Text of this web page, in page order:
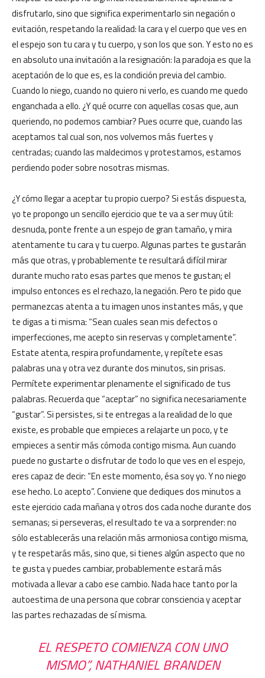
disfrutarlo, sino que significa experimentarlo sin negación o
evitación, respetando la realidad: la cara y el cuerpo que ves en
el espejo son tu cara y tu cuerpo, y son los que son. Y esto no es
en absoluto una invitación a la resignación: la paradoja es que la
aceptación de lo que es, es la condición previa del cambio.
Cuando lo niego, cuando no quiero ni verlo, es cuando me quedo
enganchada a ello. ¿Y qué ocurre con aquellas cosas que, aun
queriendo, no podemos cambiar? Pues ocurre que, cuando las
aceptamos tal cual son, nos volvemos más fuertes y
centradas; cuando las maldecimos y protestamos, estamos
perdiendo poder sobre nosotras mismas.
¿Y cómo llegar a aceptar tu propio cuerpo? Si estás dispuesta,
yo te propongo un sencillo ejercicio que te va a ser muy útil:
desnuda, ponte frente a un espejo de gran tamaño, y mira
atentamente tu cara y tu cuerpo. Algunas partes te gustarán
más que otras, y probablemente te resultará difícil mirar
durante mucho rato esas partes que menos te gustan; el
impulso entonces es el rechazo, la negación. Pero te pido que
permanezcas atenta a tu imagen unos instantes más, y que
te digas a ti misma: “Sean cuales sean mis defectos o
imperfecciones, me acepto sin reservas y completamente”.
Estate atenta, respira profundamente, y repítete esas
palabras una y otra vez durante dos minutos, sin prisas.
Permítete experimentar plenamente el significado de tus
palabras. Recuerda que “aceptar” no significa necesariamente
“gustar”. Si persistes, si te entregas a la realidad de lo que
existe, es probable que empieces a relajarte un poco, y te
empieces a sentir más cómoda contigo misma. Aun cuando
puede no gustarte o disfrutar de todo lo que ves en el espejo,
eres capaz de decir: “En este momento, ésa soy yo. Y no niego
ese hecho. Lo acepto”. Conviene que dediques dos minutos a
este ejercicio cada mañana y otros dos cada noche durante dos
semanas; si perseveras, el resultado te va a sorprender: no
sólo establecerás una relación más armoniosa contigo misma,
y te respetarás más, sino que, si tienes algún aspecto que no
te gusta y puedes cambiar, probablemente estará más
motivada a llevar a cabo ese cambio. Nada hace tanto por la
autoestima de una persona que cobrar consciencia y aceptar
las partes rechazadas de sí misma.
EL RESPETO COMIENZA CON UNO
MISMO”, NATHANIEL BRANDEN